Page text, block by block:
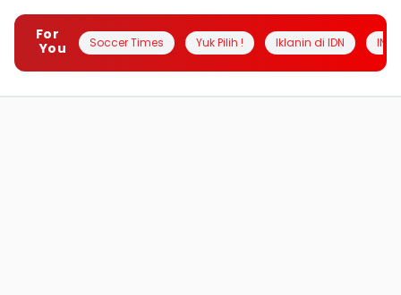
For
You
Soccer Times Yuk Pilih ! Iklanin di IDN